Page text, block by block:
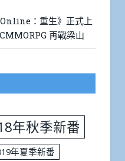
Online：重生》正式上
再戰梁山
年秋季新番
年夏季新番